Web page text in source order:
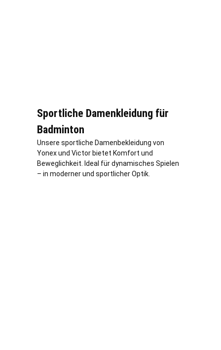
Sportliche Damenkleidung für
Badminton
Unsere sportliche Damenbekleidung von
Yonex und Victor bietet Komfort und
Beweglichkeit. Ideal für dynamisches Spielen
– in moderner und sportlicher Optik.